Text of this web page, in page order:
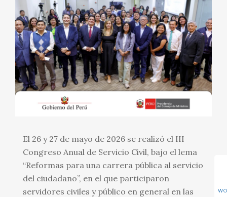
El 26 y 27 de mayo de 2026 se realizó el III
Congreso Anual de Servicio Civil, bajo el lema
“Reformas para una carrera pública al servicio
del ciudadano”, en el que participaron
servidores civiles y público en general en las